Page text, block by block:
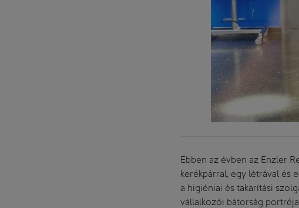
Ebben az évben az Enzler
kerékpárral, egy létrával és
a higiéniai és takarítási
vállalkozói bátorság